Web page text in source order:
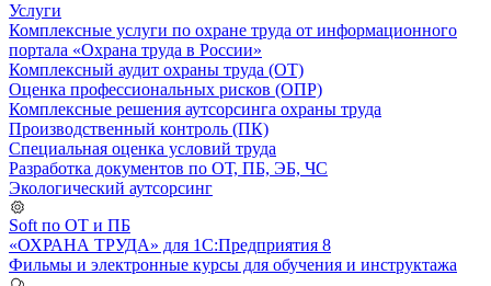
Услуги
Комплексные услуги по охране труда от информационного
портала «Охрана труда в России»
Комплексный аудит охраны труда (ОТ)
Оценка профессиональных рисков (ОПР)
Комплексные решения аутсорсинга охраны труда
Производственный контроль (ПК)
Специальная оценка условий труда
Разработка документов по ОТ, ПБ, ЭБ, ЧС
Экологический аутсорсинг
Soft по ОТ и ПБ
«ОХРАНА ТРУДА» для 1С:Предприятия 8
Фильмы и электронные курсы для обучения и инструктажа